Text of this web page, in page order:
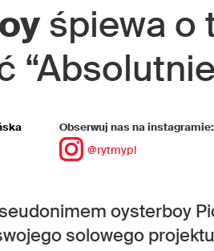
śpiewa o
Obserwuj nas na instagramie:
@rytmypl
oysterboy
solowego